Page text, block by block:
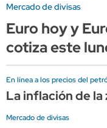
Mercado de divisas
Euro hoy y
cotiza este
En línea a los precios del
La inflación de la
Mercado de divisas